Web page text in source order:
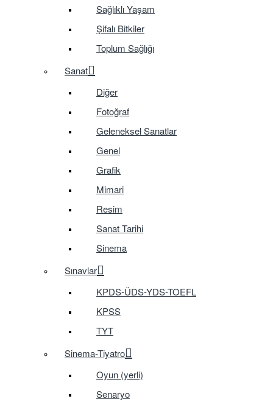
Sağlıklı Yaşam
Şifalı Bitkiler
Toplum Sağlığı
Sanat
Diğer
Fotoğraf
Geleneksel Sanatlar
Genel
Grafik
Mimari
Resim
Sanat Tarihi
Sinema
Sınavlar
KPDS-ÜDS-YDS-TOEFL
KPSS
TYT
Sinema-Tiyatro
Oyun (yerli)
Senaryo